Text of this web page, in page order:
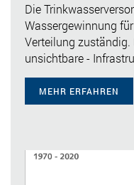
Die
Wassergewinnung
Verteilung
unsichtbare -
MEHR ERFAHREN